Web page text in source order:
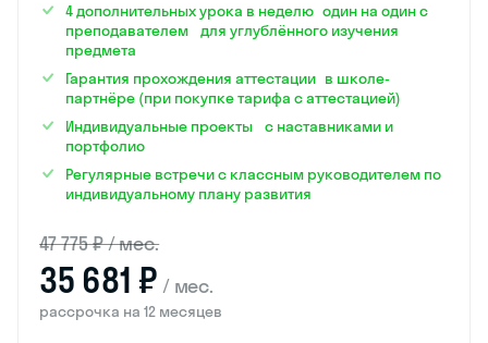
4 дополнительных урока в неделю один на один с
преподавателем для углублённого изучения
предмета
Гарантия прохождения аттестации в школе-
партнёре (при покупке тарифа с аттестацией)
Индивидуальные проекты с наставниками и
портфолио
Регулярные встречи с классным руководителем по
индивидуальному плану развития
47 775 ₽ / мес.
35 681 ₽ / мес.
рассрочка на 12 месяцев